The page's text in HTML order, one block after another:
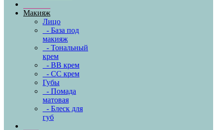
Макияж
Лицо
- База под
макияж
- Тональный
крем
- BB крем
- CC крем
Губы
- Помада
матовая
- Блеск для
губ